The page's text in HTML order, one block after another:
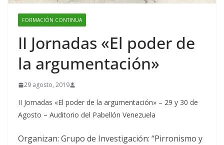
FORMACIÓN CONTINUA
II Jornadas «El poder de
la argumentación»
29 agosto, 2019
II Jornadas «El poder de la argumentación» – 29 y 30 de
Agosto – Auditorio del Pabellón Venezuela
Organizan: Grupo de Investigación: “Pirronismo y